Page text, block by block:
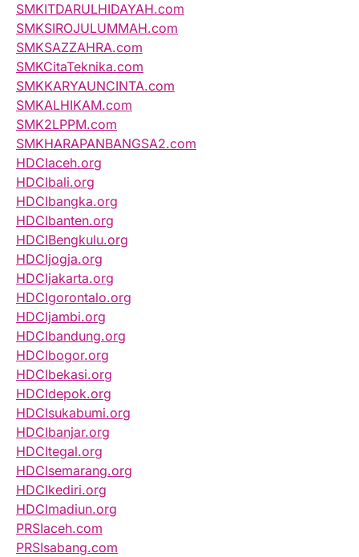
SMKITDARULHIDAYAH.com
SMKSIROJULUMMAH.com
SMKSAZZAHRA.com
SMKCitaTeknika.com
SMKKARYAUNCINTA.com
SMKALHIKAM.com
SMK2LPPM.com
SMKHARAPANBANGSA2.com
HDCIaceh.org
HDCIbali.org
HDCIbangka.org
HDCIbanten.org
HDCIBengkulu.org
HDCIjogja.org
HDCIjakarta.org
HDCIgorontalo.org
HDCIjambi.org
HDCIbandung.org
HDCIbogor.org
HDCIbekasi.org
HDCIdepok.org
HDCIsukabumi.org
HDCIbanjar.org
HDCItegal.org
HDCIsemarang.org
HDCIkediri.org
HDCImadiun.org
PRSIaceh.com
PRSIsabang.com